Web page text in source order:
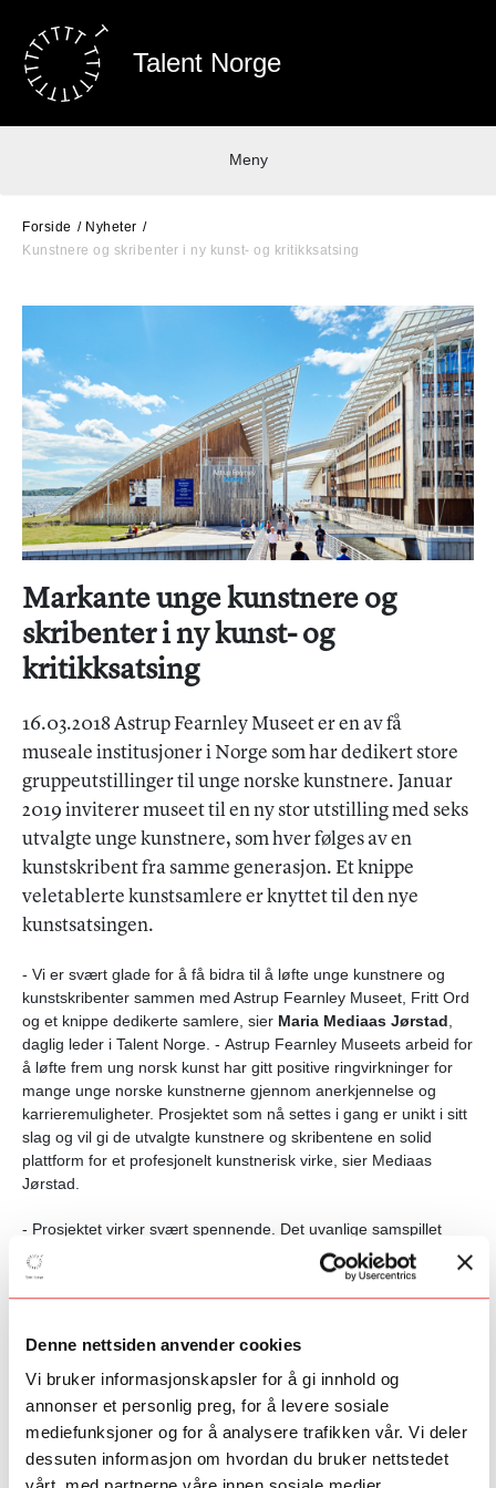
Denne nettsiden anvender cookies
Vi bruker informasjonskapsler for å gi innhold og
annonser et personlig preg, for å levere sosiale
mediefunksjoner og for å analysere trafikken vår. Vi deler
dessuten informasjon om hvordan du bruker nettstedet
Talent Norge
Meny
Forside
Nyheter
Kunstnere og skribenter i ny kunst- og kritikksatsing
Markante unge kunstnere og
skribenter i ny kunst- og
kritikksatsing
16.03.2018 Astrup Fearnley Museet er en av få
museale institusjoner i Norge som har dedikert store
gruppeutstillinger til unge norske kunstnere. Januar
2019 inviterer museet til en ny stor utstilling med seks
utvalgte unge kunstnere, som hver følges av en
kunstskribent fra samme generasjon. Et knippe
veletablerte kunstsamlere er knyttet til den nye
kunstsatsingen.
- Vi er svært glade for å få bidra til å løfte unge kunstnere og
kunstskribenter sammen med Astrup Fearnley Museet, Fritt Ord
og et knippe dedikerte samlere, sier Maria Mediaas Jørstad
daglig leder i Talent Norge. - Astrup Fearnley Museets arbeid for
å løfte frem ung norsk kunst har gitt positive ringvirkninger for
mange unge norske kunstnerne gjennom anerkjennelse og
karrieremuligheter. Prosjektet som nå settes i gang er unikt i sitt
slag og vil gi de utvalgte kunstnere og skribentene en solid
plattform for et profesjonelt kunstnerisk virke, sier Mediaas
Jørstad.
- Prosjektet virker svært spennende. Det uvanlige samspillet
mellom kunstnerne og skribentene kan forhåpentlig også skape
nye måter å formidle kritisk og lærerik tenkning om kunstens
rolle i samfunnet, sierKnut Olav Åmås, direktør i Stiftelsen Fritt
Plattform for ung
kritikk gir kunstnerne muligheten til et langvarig
fordypningsarbeid og produksjon frem mot en stor utstilling på
Astrup Fearnley Museet i januar 2019. Seks utvalgte skribenter
følger hver sin kunstner gjennom prosjektperioden og skal
produsere en omfattende tekst til publisering i